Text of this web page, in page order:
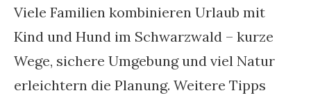
Viele Familien kombinieren Urlaub mit
Kind und Hund im Schwarzwald – kurze
Wege, sichere Umgebung und viel Natur
erleichtern die Planung. Weitere Tipps